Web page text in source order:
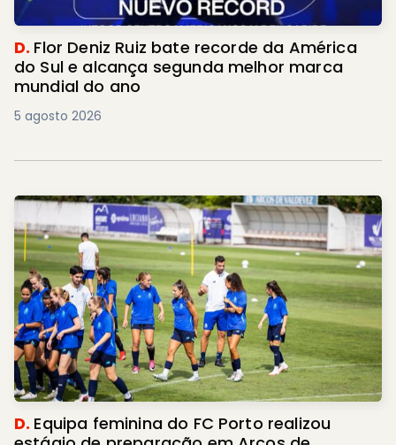
D. Flor Deniz Ruiz bate recorde da América
do Sul e alcança segunda melhor marca
mundial do ano
5 agosto 2026
D. Equipa feminina do FC Porto realizou